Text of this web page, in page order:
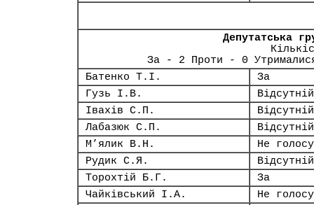
Депутатська
За - 2 Проти - 0
Батенко Т.І.
За
Гузь І.В.
Відсутній
Івахів С.П.
Відсутній
Лабазюк С.П.
Відсутній
М’ялик В.Н.
Не
Рудик С.Я.
Відсутній
Торохтій Б.Г.
За
Чайківський І.А.
Не